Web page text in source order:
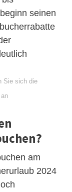
seinen
Sie sich die
am
2024